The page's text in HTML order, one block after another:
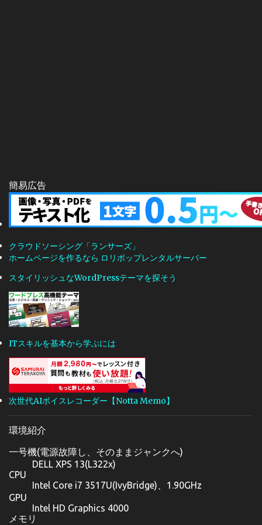
簡易広告
クラウドソーシング「ランサーズ」
ホームページを作るなら ロリポップレンタルサーバー
スタイリッシュなWordPressテーマを探そう
ITスキルを基本から学ぶには
次世代AIボイスレコーダー【Notta Memo】
環境紹介
一号機(電源故障し、そのままジャンクへ)
DELL XPS 13(L322x)
CPU
Intel Core i7 3517U(IvyBridge)、1.90GHz
GPU
Intel HD Graphics 4000
メモリ